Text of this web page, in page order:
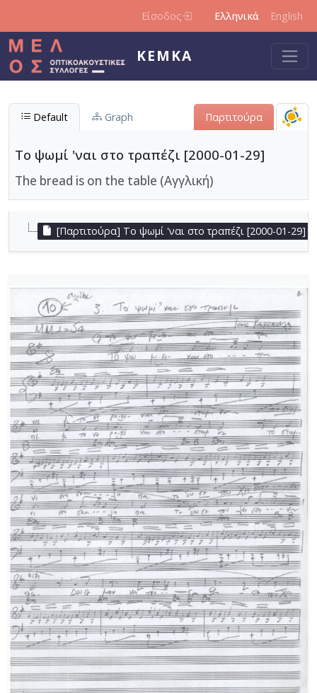
Είσοδος Ελληνικά English
ΚΕΜΚΑ
Default Graph Παρτιτούρα
Το ψωμί 'ναι στο τραπέζι [2000-01-29]
The bread is on the table (Αγγλική)
[Παρτιτούρα] Το ψωμί 'ναι στο τραπέζι [2000-01-29]